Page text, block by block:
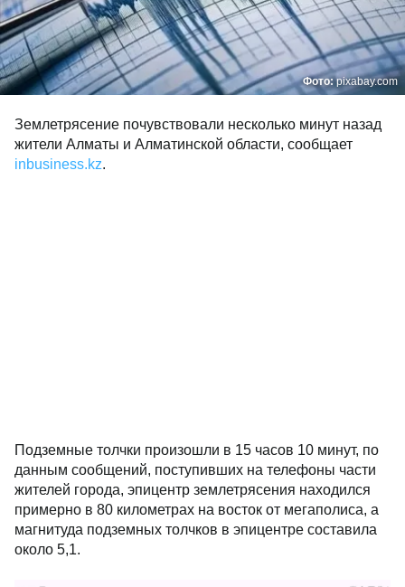
Фото:pixabay.com
Землетрясение почувствовали несколько минут назад
жители Алматы и Алматинской области, сообщает
inbusiness.kz.
Подземные толчки произошли в 15 часов 10 минут, по
данным сообщений, поступивших на телефоны части
жителей города, эпицентр землетрясения находился
примерно в 80 километрах на восток от мегаполиса, а
магнитуда подземных толчков в эпицентре составила
около 5,1.